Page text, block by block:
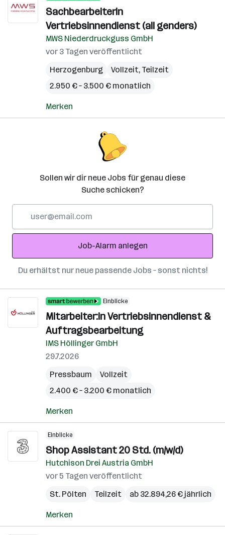
Sachbearbeiterin
Vertriebsinnendienst (all genders)
MWS Niederdruckguss GmbH
vor 3 Tagen veröffentlicht
Herzogenburg
Vollzeit, Teilzeit
2.950 € – 3.500 € monatlich
Merken
Sollen wir dir neue Jobs für genau diese
Suche schicken?
Adresse
Job-Alarm anlegen
Du erhältst nur neue passende Jobs – sonst nichts!
Einblicke
Mitarbeiter:in Vertriebsinnendienst &
Auftragsbearbeitung
IMS Höllinger GmbH
29.7.2026
Pressbaum
Vollzeit
2.400 € – 3.200 € monatlich
Merken
Einblicke
Shop Assistant 20 Std. (m/w/d)
Hutchison Drei Austria GmbH
vor 5 Tagen veröffentlicht
St. Pölten
Teilzeit ab 32.894,26 € jährlich
Merken